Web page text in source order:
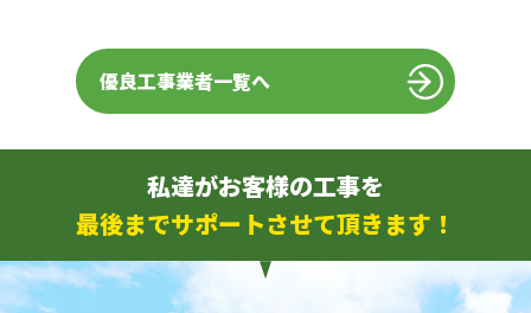
優良工事業者一覧へ
私達がお客様の工事を
最後までサポートさせて頂きます！